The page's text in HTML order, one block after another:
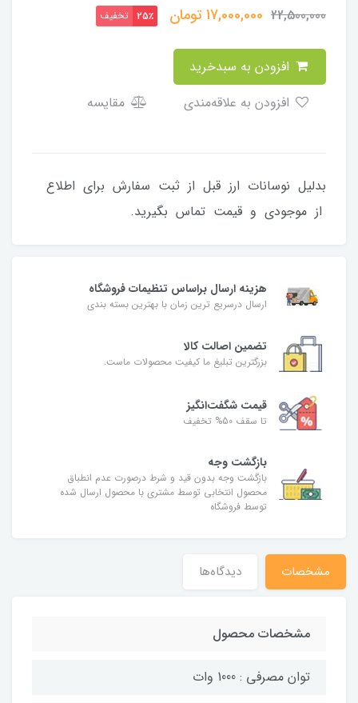
22,500,000
17,000,000تومان 25٪ تخفیف
مقایسه
بدلیل نوسانات ارز قبل از ثبت سفارش برای اطلاع
از موجودی و قیمت تماس بگیرید.
هزینه ارسال براساس تنظیمات فروشگاه
ارسال درسریع ترین زمان با بهترین بسته بندی
تضمین اصالت کالا
بزرگترین تبلیغ ما کیفیت محصولات ماست.
قیمت شگفت‌انگیز
تا سقف 50% تخفیف
بازگشت وجه
بازگشت وجه بدون قید و شرط درصورت عدم انطباق
محصول انتخابی توسط مشتری با محصول ارسال شده
توسط فروشگاه
مشخصات دیدگاه‌ها
مشخصات محصول
توان مصرفی : 1000 وات